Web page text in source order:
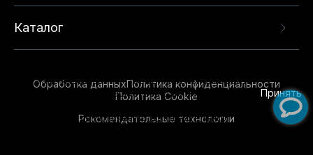
Каталог
Обработка данныхПолитика конфиденциальности
Политика Cookie
Рекомендательные технологии
опыта на нашем сайте. Продолжая использовать
данный сайт, вы соглашаетесь с использованием
технологий. Для получения дополнительной
Принять